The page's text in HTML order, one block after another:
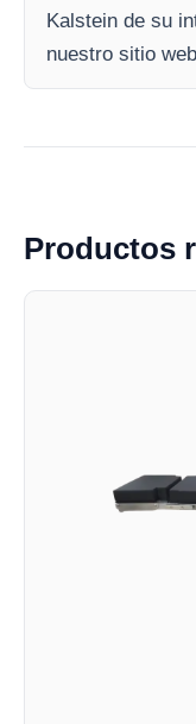
Kalstein de su
nuestro sitio
Productos